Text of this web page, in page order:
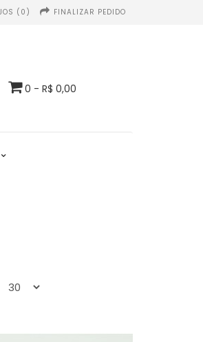
(0) FINALIZAR PEDIDO
0 - R$ 0,00